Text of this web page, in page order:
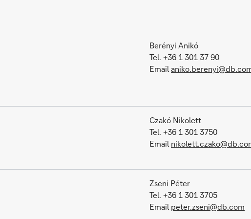
Berényi Anikó
Tel. +36 1 301 37 90
Email
Czakó Nikolett
Tel. +36 1 301 3750
Email
Zseni Péter
Tel. +36 1 301 3705
Email peter.zseni@db.com